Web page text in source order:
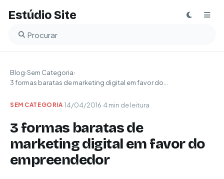
Estúdio Site
Buscar no blog
Blog›Sem Categoria›
3 formas baratas de marketing digital em favor do...
SEM CATEGORIA·14/04/2016·4 min de leitura
3 formas baratas de
marketing digital em favor do
empreendedor